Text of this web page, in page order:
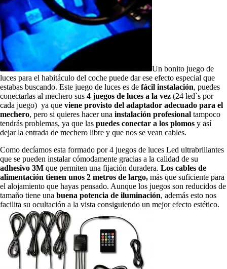
Un bonito juego de
luces para el habitáculo del coche puede dar ese efecto especial que
estabas buscando. Este juego de luces es de fácil instalación, puedes
conectarlas al mechero sus 4 juegos de luces a la vez (24 led´s por
cada juego) ya que viene provisto del adaptador adecuado para el
mechero, pero si quieres hacer una instalación profesional tampoco
tendrás problemas, ya que las puedes conectar a los plomos y así
dejar la entrada de mechero libre y que nos se vean cables.
Como decíamos esta formado por 4 juegos de luces Led ultrabrillantes
que se pueden instalar cómodamente gracias a la calidad de su
adhesivo 3M que permiten una fijación duradera. Los cables de
alimentación tienen unos 2 metros de largo, más que suficiente para
el alojamiento que hayas pensado. Aunque los juegos son reducidos de
tamaño tiene una buena potencia de iluminación, además esto nos
facilita su ocultación a la vista consiguiendo un mejor efecto estético.